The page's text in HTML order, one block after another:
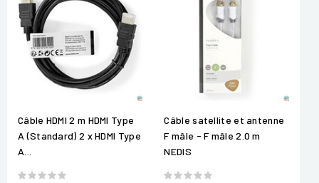
Câble HDMI 2 m HDMI Type
A (Standard) 2 x HDMI Type
A...
Câble satellite et antenne
F mâle - F mâle 2.0 m
NEDIS